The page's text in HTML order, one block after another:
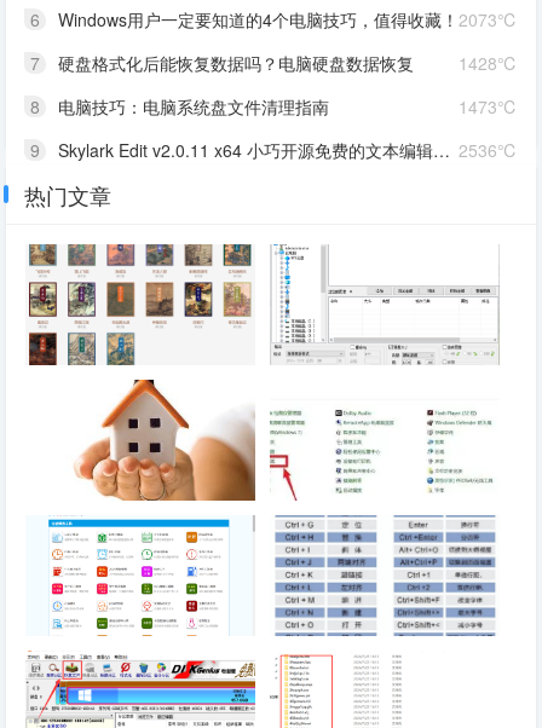
2073℃
6
Windows用户一定要知道的4个电脑技巧，值得收藏！
1428℃
7
硬盘格式化后能恢复数据吗？电脑硬盘数据恢复
1473℃
8
电脑技巧：电脑系统盘文件清理指南
2536℃
9
Skylark Edit v2.0.11 x64 小巧开源免费的文本编辑器软件
10 知轩藏书,小说排行榜-校对全本TXT小说下载网
热门文章
金庸武侠小说在线全集
win10关闭右侧预览窗口
win10系统笔记本电脑连接蓝牙
鼠标，一会儿自动断开，又要重
新连接如何解决
电脑技巧，值得收藏！